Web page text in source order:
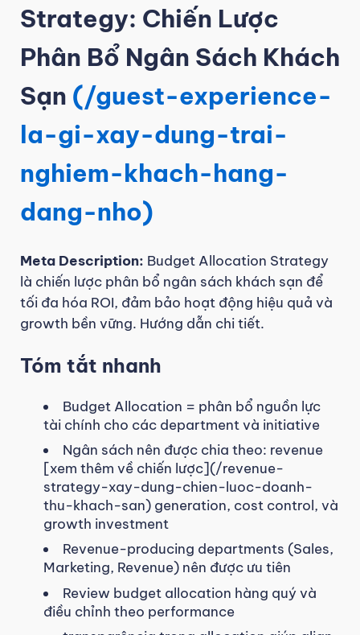
Strategy: Chiến Lược
Phân Bổ Ngân Sách Khách
Sạn (/guest-experience-
la-gi-xay-dung-trai-
nghiem-khach-hang-
dang-nho)
Meta Description: Budget Allocation Strategy
là chiến lược phân bổ ngân sách khách sạn để
tối đa hóa ROI, đảm bảo hoạt động hiệu quả và
growth bền vững. Hướng dẫn chi tiết.
Tóm tắt nhanh
Budget Allocation = phân bổ nguồn lực
tài chính cho các department và initiative
Ngân sách nên được chia theo: revenue
[xem thêm về chiến lược](/revenue-
strategy-xay-dung-chien-luoc-doanh-
thu-khach-san) generation, cost control, và
growth investment
Revenue-producing departments (Sales,
Marketing, Revenue) nên được ưu tiên
Review budget allocation hàng quý và
điều chỉnh theo performance